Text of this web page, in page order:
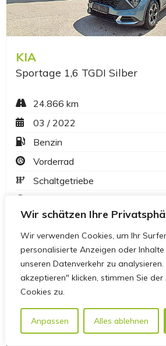
Wir schätzen Ihre
Wir verwenden Cookies, um Ihr
personalisierte Anzeigen oder
unseren Datenverkehr zu
akzeptieren" klicken, stimmen Sie
Cookies zu.
Anpassen Alles ablehnen